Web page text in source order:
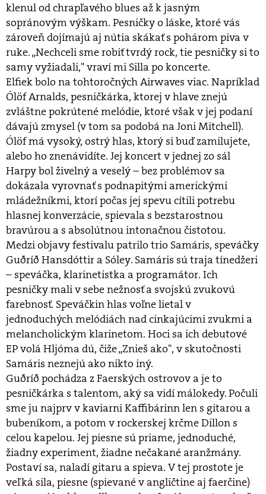
klenul od chrapľavého blues až k jasným
sopránovým výškam. Pesničky o láske, ktoré vás
zároveň dojímajú aj nútia skákať s pohárom piva v
ruke. „Nechceli sme robiť tvrdý rock, tie pesničky si to
samy vyžiadali," vraví mi Silla po koncerte.
Elfiek bolo na tohtoročných Airwaves viac. Napríklad
Ólöf Arnalds, pesničkárka, ktorej v hlave znejú
zvláštne pokrútené melódie, ktoré však v jej podaní
dávajú zmysel (v tom sa podobá na Joni Mitchell).
Ólöf má vysoký, ostrý hlas, ktorý si buď zamilujete,
alebo ho znenávidíte. Jej koncert v jednej zo sál
Harpy bol živelný a veselý – bez problémov sa
dokázala vyrovnať s podnapitými americkými
mládežníkmi, ktorí počas jej spevu cítili potrebu
hlasnej konverzácie, spievala s bezstarostnou
bravúrou a s absolútnou intonačnou čistotou.
Medzi objavy festivalu patrilo trio Samáris, speváčky
Guðríð Hansdóttir a Sóley. Samáris sú traja tínedžeri
– speváčka, klarinetistka a programátor. Ich
pesničky mali v sebe nežnosť a svojskú zvukovú
farebnosť. Speváčkin hlas voľne lietal v
jednoduchých melódiách nad cinkajúcimi zvukmi a
melancholickým klarinetom. Hoci sa ich debutové
EP volá Hljóma dú, čiže „Znieš ako", v skutočnosti
Samáris neznejú ako nikto iný.
Guðríð pochádza z Faerských ostrovov a je to
pesničkárka s talentom, aký sa vidí málokedy. Počuli
sme ju najprv v kaviarni Kaffibárinn len s gitarou a
bubeníkom, a potom v rockerskej krčme Dillon s
celou kapelou. Jej piesne sú priame, jednoduché,
žiadny experiment, žiadne nečakané aranžmány.
Postaví sa, naladí gitaru a spieva. V tej prostote je
veľká sila, piesne (spievané v angličtine aj faerčine)